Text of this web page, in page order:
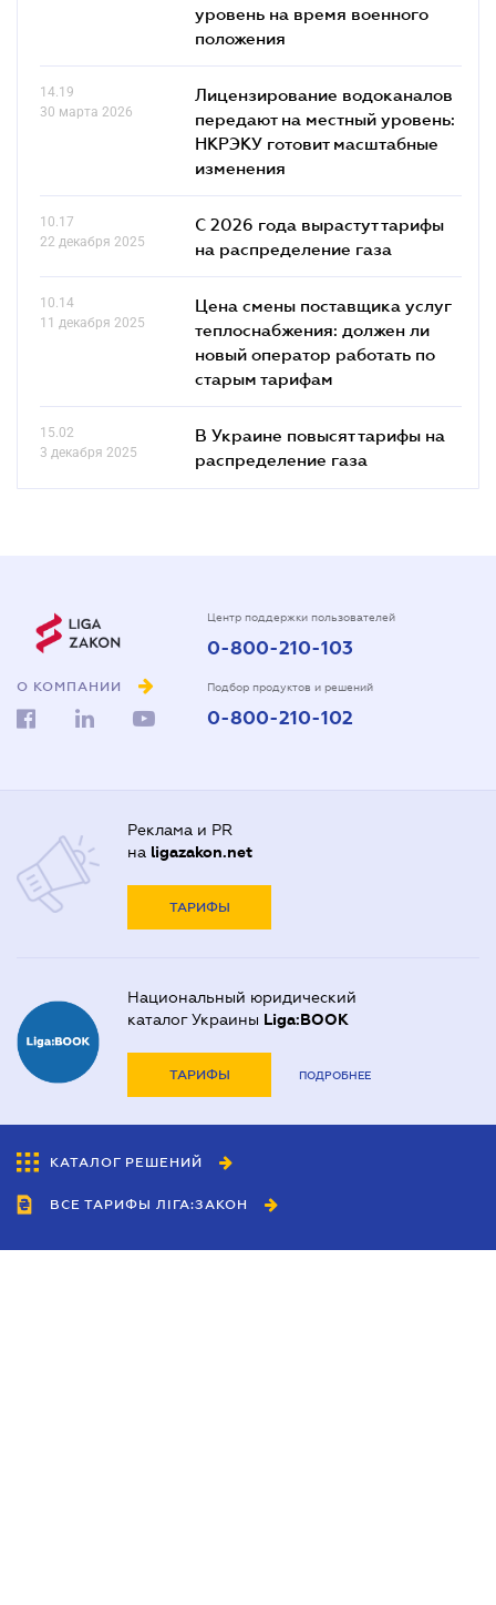
уровень на время военного
положения
14.19
30 марта 2026
Лицензирование водоканалов
передают на местный уровень:
НКРЭКУ готовит масштабные
изменения
10.17
22 декабря 2025
С 2026 года вырастут тарифы
на распределение газа
10.14
11 декабря 2025
Цена смены поставщика услуг
теплоснабжения: должен ли
новый оператор работать по
старым тарифам
15.02
3 декабря 2025
В Украине повысят тарифы на
распределение газа
О КОМПАНИИ
Центр поддержки пользователей
0-800-210-103
Подбор продуктов и решений
0-800-210-102
Реклама и PR
на ligazakon.net
ТАРИФЫ
Национальный юридический
каталог Украины Liga:BOOK
ТАРИФЫ ПОДРОБНЕЕ
КАТАЛОГ РЕШЕНИЙ
ВСЕ ТАРИФЫ ЛІГА:ЗАКОН